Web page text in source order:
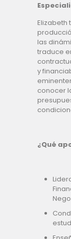
Elizabeth
las
traduce
y
conocer
¿Qué